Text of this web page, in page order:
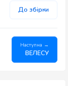
До збірки
Наступна →
ВЕЛЕСУ